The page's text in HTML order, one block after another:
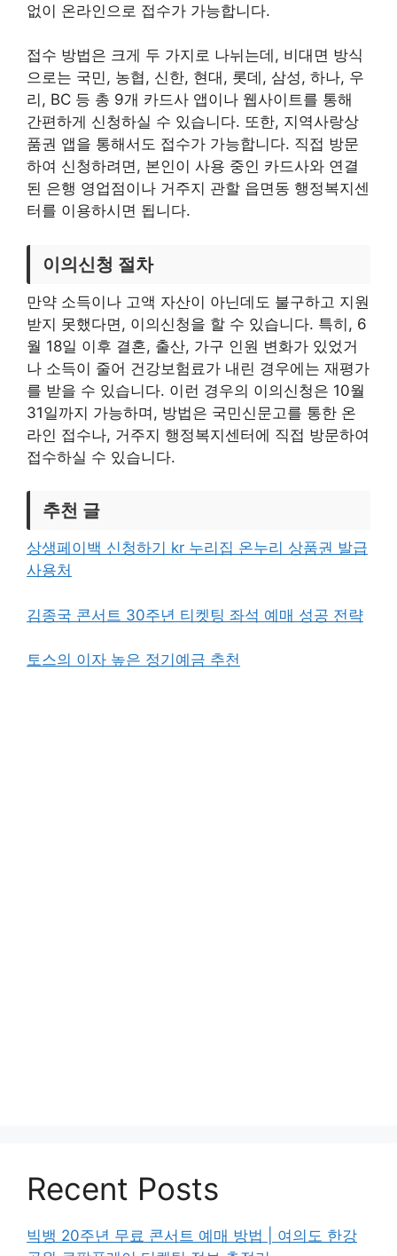
없이 온라인으로 접수가 가능합니다.
접수 방법은 크게 두 가지로 나뉘는데, 비대면 방식
으로는 국민, 농협, 신한, 현대, 롯데, 삼성, 하나, 우
리, BC 등 총 9개 카드사 앱이나 웹사이트를 통해
간편하게 신청하실 수 있습니다. 또한, 지역사랑상
품권 앱을 통해서도 접수가 가능합니다. 직접 방문
하여 신청하려면, 본인이 사용 중인 카드사와 연결
된 은행 영업점이나 거주지 관할 읍면동 행정복지센
터를 이용하시면 됩니다.
이의신청 절차
만약 소득이나 고액 자산이 아닌데도 불구하고 지원
받지 못했다면, 이의신청을 할 수 있습니다. 특히, 6
월 18일 이후 결혼, 출산, 가구 인원 변화가 있었거
나 소득이 줄어 건강보험료가 내린 경우에는 재평가
를 받을 수 있습니다. 이런 경우의 이의신청은 10월
31일까지 가능하며, 방법은 국민신문고를 통한 온
라인 접수나, 거주지 행정복지센터에 직접 방문하여
접수하실 수 있습니다.
추천 글
상생페이백 신청하기 kr 누리집 온누리 상품권 발급
사용처
김종국 콘서트 30주년 티켓팅 좌석 예매 성공 전략
토스의 이자 높은 정기예금 추천
Recent Posts
빅뱅 20주년 무료 콘서트 예매 방법 | 여의도 한강